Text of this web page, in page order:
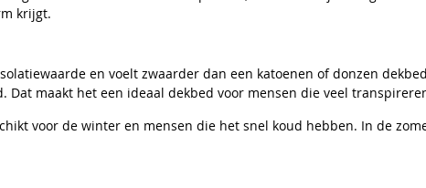
krijgt.
en voelt zwaarder dan een katoenen of donzen
Dat maakt het een ideaal dekbed voor mensen die veel
voor de winter en mensen die het snel koud hebben. In de